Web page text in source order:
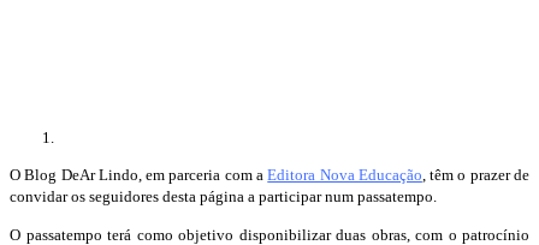
O Blog DeAr Lindo, em parceria com aEditora Nova Educação, têm o prazer de
convidar os seguidores desta página a participar num passatempo.
O passatempo terá como objetivo disponibilizar duas obras, com o patrocínio